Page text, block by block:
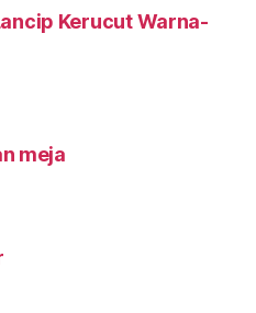
Kerucut Warna-
meja